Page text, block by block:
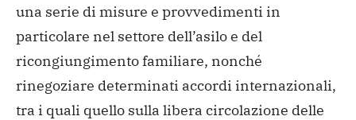
una serie di misure e provvedimenti in
particolare nel settore dell’asilo e del
ricongiungimento familiare, nonché
rinegoziare determinati accordi internazionali,
tra i quali quello sulla libera circolazione delle